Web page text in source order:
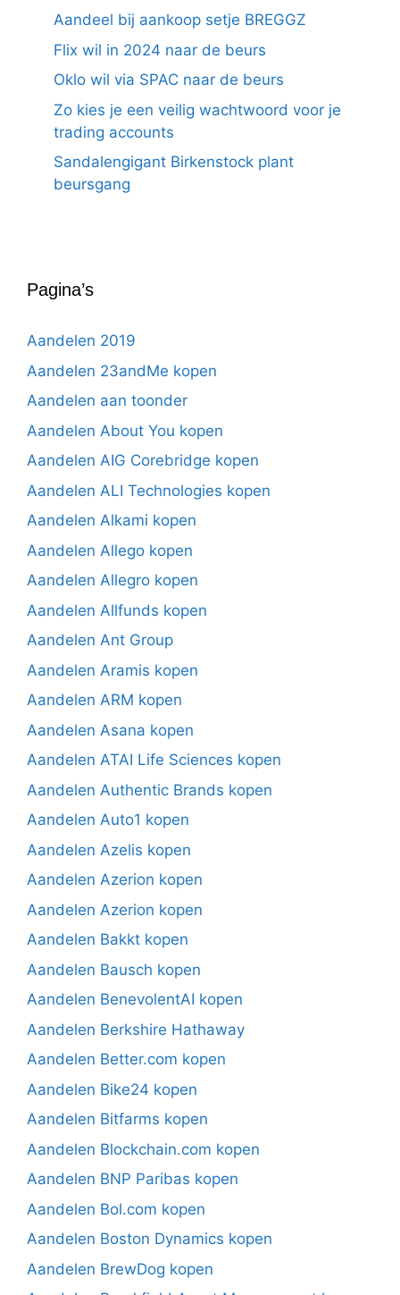
Aandeel bij aankoop setje BREGGZ
Flix wil in 2024 naar de beurs
Oklo wil via SPAC naar de beurs
Zo kies je een veilig wachtwoord voor je
trading accounts
Sandalengigant Birkenstock plant
beursgang
Pagina’s
Aandelen 2019
Aandelen 23andMe kopen
Aandelen aan toonder
Aandelen About You kopen
Aandelen AIG Corebridge kopen
Aandelen ALI Technologies kopen
Aandelen Alkami kopen
Aandelen Allego kopen
Aandelen Allegro kopen
Aandelen Allfunds kopen
Aandelen Ant Group
Aandelen Aramis kopen
Aandelen ARM kopen
Aandelen Asana kopen
Aandelen ATAI Life Sciences kopen
Aandelen Authentic Brands kopen
Aandelen Auto1 kopen
Aandelen Azelis kopen
Aandelen Azerion kopen
Aandelen Azerion kopen
Aandelen Bakkt kopen
Aandelen Bausch kopen
Aandelen BenevolentAI kopen
Aandelen Berkshire Hathaway
Aandelen Better.com kopen
Aandelen Bike24 kopen
Aandelen Bitfarms kopen
Aandelen Blockchain.com kopen
Aandelen BNP Paribas kopen
Aandelen Bol.com kopen
Aandelen Boston Dynamics kopen
Aandelen BrewDog kopen